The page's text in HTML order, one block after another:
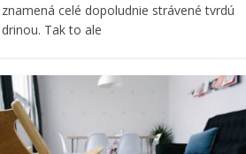
znamená celé dopoludnie strávené tvrdú
drinou. Tak to ale